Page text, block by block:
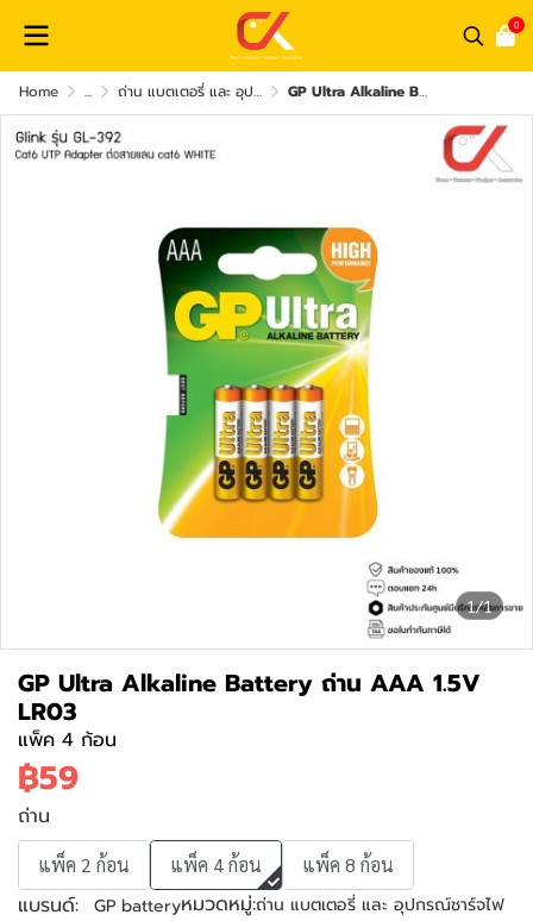
0
Home ... ถ่าน แบตเตอรี่ และ อุปกรณ์ชาร์จไฟ GP Ultra Alkaline Battery ถ่าน AAA 1.5V LR03
1/1
GP Ultra Alkaline Battery ถ่าน AAA 1.5V
LR03
แพ็ค 4 ก้อน
฿59
ถ่าน
แพ็ค 2 ก้อน แพ็ค 4 ก้อน แพ็ค 8 ก้อน
แบรนด์: GP batteryหมวดหมู่:ถ่าน แบตเตอรี่ และ อุปกรณ์ชาร์จไฟ